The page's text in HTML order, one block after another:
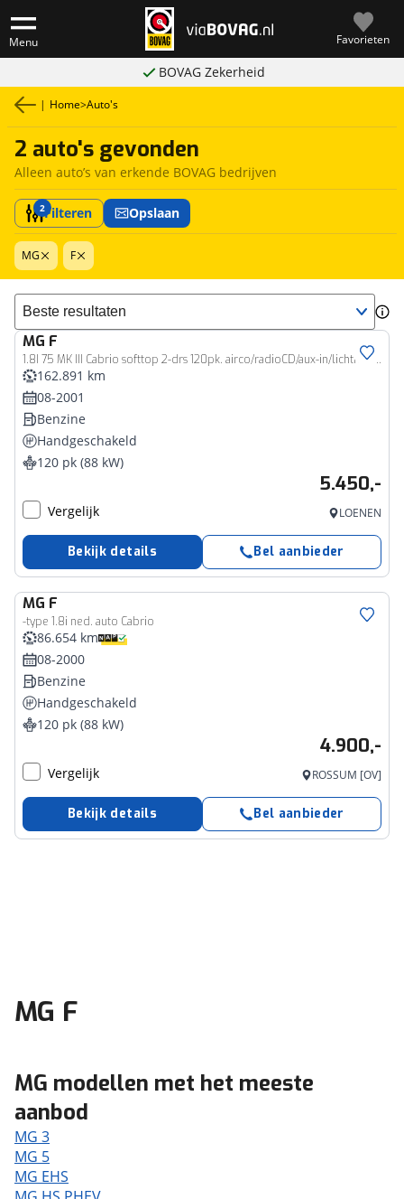
Menu Favorieten
BOVAG Zekerheid
| Home>Auto's
2 auto's gevonden
Alleen auto’s van erkende BOVAG bedrijven
2Filteren Opslaan
MG F
Sorteer resultaten
MG F
1.8I 75 MK III Cabrio softtop 2-drs 120pk. airco/radioCD/aux-in/lichtmet.velgen
162.891 km
08-2001
Benzine
Handgeschakeld
120 pk (88 kW)
5.450,-
Vergelijk LOENEN
Bekijk details Bel aanbieder
MG F
-type 1.8i ned. auto Cabrio
86.654 km
08-2000
Benzine
Handgeschakeld
120 pk (88 kW)
4.900,-
Vergelijk ROSSUM [OV]
Bekijk details Bel aanbieder
MG F
MG modellen met het meeste
aanbod
MG 3
MG 5
MG EHS